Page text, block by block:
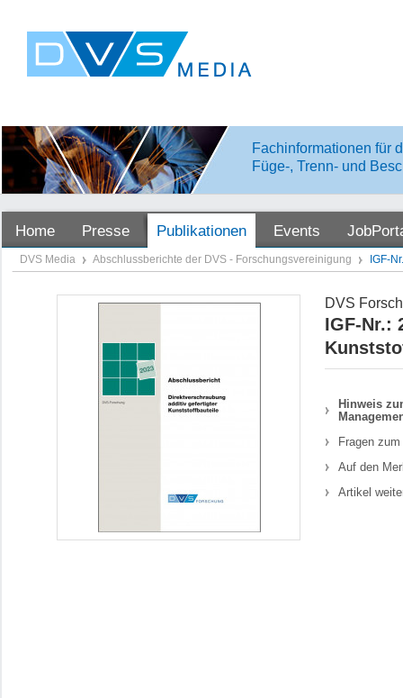
Fachinformationen für
Füge-, Trenn- und
Home Presse Publikationen Events
DVS Media Abschlussberichte der DVS - Forschungsvereinigung IGF-
DVS
IGF-Nr.:
Hinweis
Fragen
Auf den
Artikel